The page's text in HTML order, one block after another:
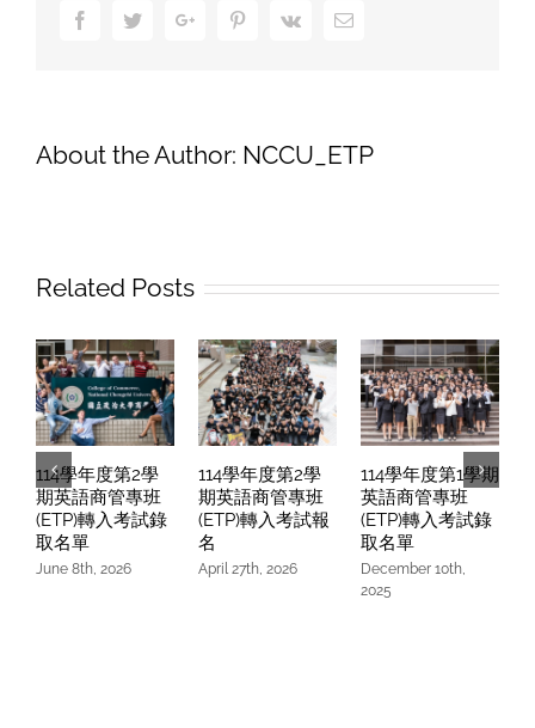
FacebookTwitterGoogle+ PinterestVk Email
About the Author: NCCU_ETP
Related Posts
114學年度第2學
期英語商管專班
(ETP)轉入考試錄
取名單
June 8th, 2026
114學年度第2學
期英語商管專班
(ETP)轉入考試報
名
April 27th, 2026
114學年度第1學期
英語商管專班
(ETP)轉入考試錄
取名單
December 10th,
2025